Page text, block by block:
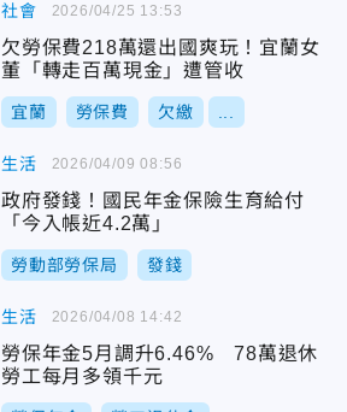
社會
欠勞保費218萬還出國爽玩！宜蘭女
董「轉走百萬現金」遭管收
宜蘭 勞保費 欠繳
2026/04/25 13:53
生活
政府發錢！國民年金保險生育給付
「今入帳近4.2萬」
勞動部勞保局 發錢
2026/04/09 08:56
生活
勞保年金5月調升6.46% 78萬退休
勞工每月多領千元
2026/04/08 14:42